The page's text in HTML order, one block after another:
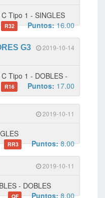
Tipo 1 - SINGLES
R32 Puntos:16.00
2019-10-14
G3
Tipo 1 - DOBLES -
R16 Puntos: 17.00
2019-10-11
RR3 Puntos:8.00
2019-10-11
- DOBLES
QF Puntos:8.00